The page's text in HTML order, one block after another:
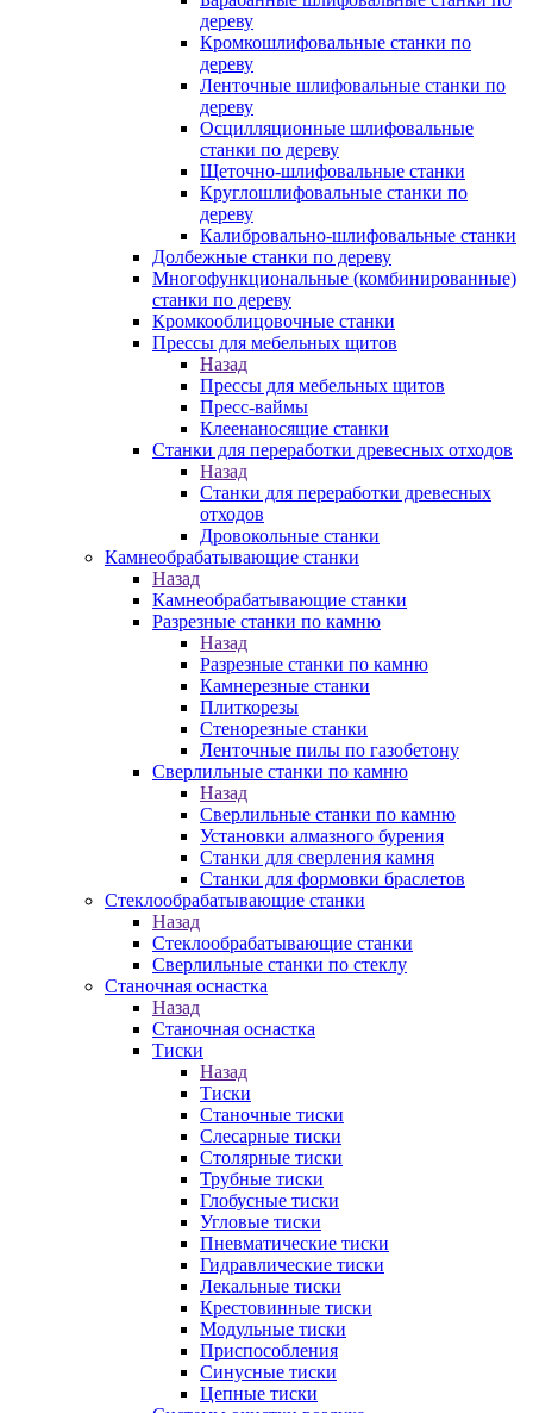
дереву
Кромкошлифовальные станки по
дереву
Ленточные шлифовальные станки по
дереву
Осцилляционные шлифовальные
станки по дереву
Щеточно-шлифовальные станки
Круглошлифовальные станки по
дереву
Калибровально-шлифовальные станки
Долбежные станки по дереву
Многофункциональные (комбинированные)
станки по дереву
Кромкооблицовочные станки
Прессы для мебельных щитов
Назад
Прессы для мебельных щитов
Пресс-ваймы
Клеенаносящие станки
Станки для переработки древесных отходов
Назад
Станки для переработки древесных
отходов
Дровокольные станки
Камнеобрабатывающие станки
Назад
Камнеобрабатывающие станки
Разрезные станки по камню
Назад
Разрезные станки по камню
Камнерезные станки
Плиткорезы
Стенорезные станки
Ленточные пилы по газобетону
Сверлильные станки по камню
Назад
Сверлильные станки по камню
Установки алмазного бурения
Станки для сверления камня
Станки для формовки браслетов
Стеклообрабатывающие станки
Назад
Стеклообрабатывающие станки
Сверлильные станки по стеклу
Станочная оснастка
Назад
Станочная оснастка
Тиски
Назад
Тиски
Станочные тиски
Слесарные тиски
Столярные тиски
Трубные тиски
Глобусные тиски
Угловые тиски
Пневматические тиски
Гидравлические тиски
Лекальные тиски
Крестовинные тиски
Модульные тиски
Приспособления
Синусные тиски
Цепные тиски